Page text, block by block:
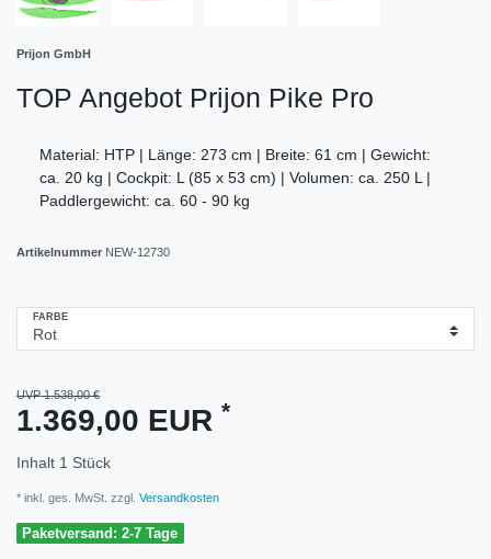
Prijon GmbH
TOP Angebot Prijon Pike Pro
Material: HTP | Länge: 273 cm | Breite: 61 cm | Gewicht:
ca. 20 kg | Cockpit: L (85 x 53 cm) | Volumen: ca. 250 L |
Paddlergewicht: ca. 60 - 90 kg
Artikelnummer NEW-12730
FARBE
UVP 1.538,00 €
1.369,00 EUR *
Inhalt 1 Stück
* inkl. ges. MwSt. zzgl. Versandkosten
Paketversand: 2-7 Tage